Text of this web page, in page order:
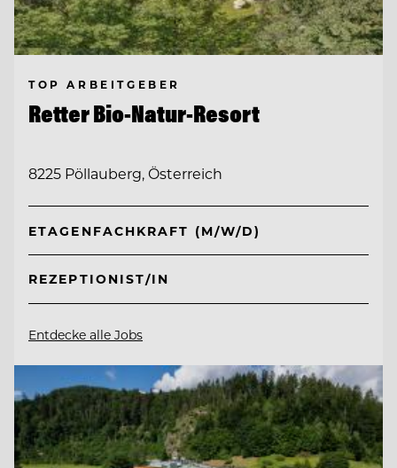
TOP ARBEITGEBER
Retter Bio-Natur-Resort
8225 Pöllauberg, Österreich
ETAGENFACHKRAFT (M/W/D)
REZEPTIONIST/IN
Entdecke alle Jobs